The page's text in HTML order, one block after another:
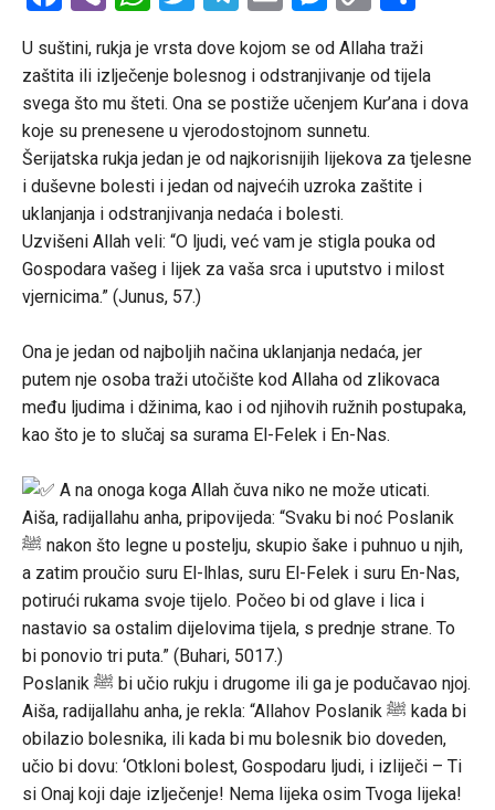
U suštini, rukja je vrsta dove kojom se od Allaha traži
zaštita ili izlječenje bolesnog i odstranjivanje od tijela
svega što mu šteti. Ona se postiže učenjem Kur’ana i dova
koje su prenesene u vjerodostojnom sunnetu.
Šerijatska rukja jedan je od najkorisnijih lijekova za tjelesne
i duševne bolesti i jedan od najvećih uzroka zaštite i
uklanjanja i odstranjivanja nedaća i bolesti.
Uzvišeni Allah veli: “O ljudi, već vam je stigla pouka od
Gospodara vašeg i lijek za vaša srca i uputstvo i milost
vjernicima.” (Junus, 57.)
Ona je jedan od najboljih načina uklanjanja nedaća, jer
putem nje osoba traži utočište kod Allaha od zlikovaca
među ljudima i džinima, kao i od njihovih ružnih postupaka,
kao što je to slučaj sa surama El-Felek i En-Nas.
A na onoga koga Allah čuva niko ne može uticati.
Aiša, radijallahu anha, pripovijeda: “Svaku bi noć Poslanik
ﷺ nakon što legne u postelju, skupio šake i puhnuo u njih,
a zatim proučio suru El-lhlas, suru El-Felek i suru En-Nas,
potirući rukama svoje tijelo. Počeo bi od glave i lica i
nastavio sa ostalim dijelovima tijela, s prednje strane. To
bi ponovio tri puta.” (Buhari, 5017.)
Poslanik ﷺ bi učio rukju i drugome ili ga je podučavao njoj.
Aiša, radijallahu anha, je rekla: “Allahov Poslanik ﷺ kada bi
obilazio bolesnika, ili kada bi mu bolesnik bio doveden,
učio bi dovu: ‘Otkloni bolest, Gospodaru ljudi, i izliječi – Ti
si Onaj koji daje izlječenje! Nema lijeka osim Tvoga lijeka!